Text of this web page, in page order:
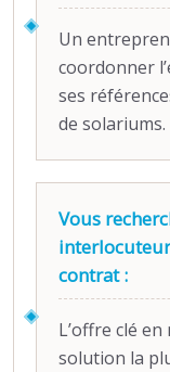
Un
coordonner
ses
de solariums.
Vous
contrat :
L’offre clé
solution la